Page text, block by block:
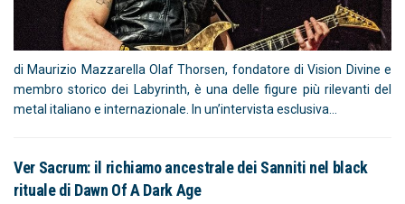
di Maurizio Mazzarella Olaf Thorsen, fondatore di Vision Divine e
membro storico dei Labyrinth, è una delle figure più rilevanti del
metal italiano e internazionale. In un’intervista esclusiva...
Ver Sacrum: il richiamo ancestrale dei Sanniti nel black
rituale di Dawn Of A Dark Age